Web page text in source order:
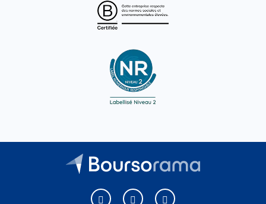
Boursorama sur Facebook
Boursorama sur XBoursorama sur